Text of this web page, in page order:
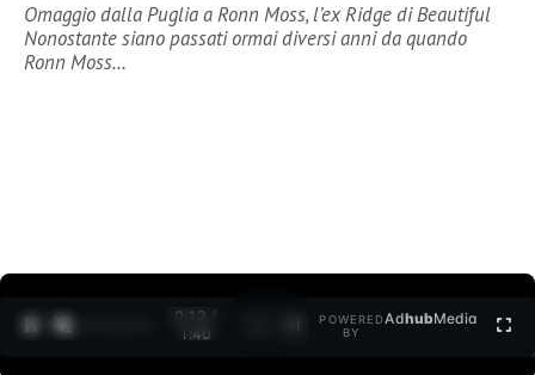
Omaggio dalla Puglia a Ronn Moss, l’ex Ridge di Beautiful
Nonostante siano passati ormai diversi anni da quando
Ronn Moss…
0:12 /
1:40
POWERED
BY
AdhubMedia